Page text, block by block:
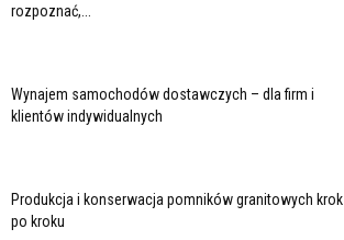
rozpoznać,...
Wynajem samochodów dostawczych – dla firm i
klientów indywidualnych
Produkcja i konserwacja pomników granitowych krok
po kroku